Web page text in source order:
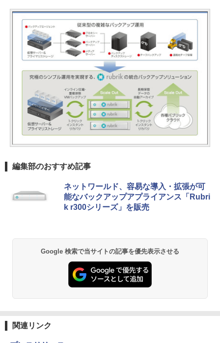
編集部のおすすめ記事
ネットワールド、容易な導入・拡張が可
能なバックアップアプライアンス「Rubri
k r300シリーズ」を販売
Google 検索で当サイトの記事を優先表示させる
関連リンク